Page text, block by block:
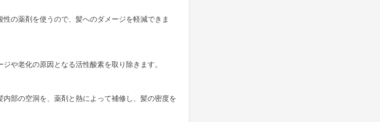
の薬剤を使うので、髪へのダメージを軽減できま
や老化の原因となる活性酸素を取り除きます。
内部の空洞を、薬剤と熱によって補修し、髪の密度を